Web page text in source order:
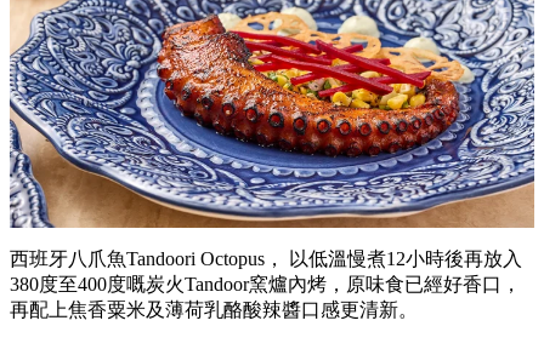
西班牙八爪魚Tandoori Octopus， 以低溫慢煮12小時後再放入
380度至400度嘅炭火Tandoor窯爐內烤，原味食已經好香口，
再配上焦香粟米及薄荷乳酪酸辣醬口感更清新。